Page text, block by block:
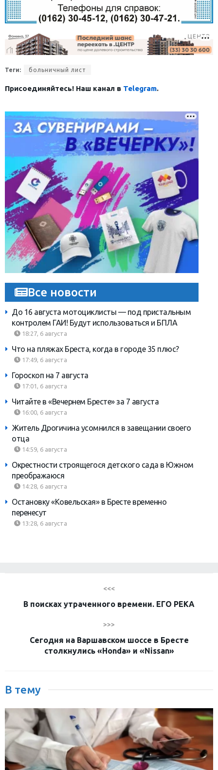
Теги: больничный лист
Присоединяйтесь! Наш канал в Telegram.
Все новости
До 16 августа мотоциклисты — под пристальным
контролем ГАИ! Будут использоваться и БПЛА
18:27, 6 августа
Что на пляжах Бреста, когда в городе 35 плюс?
17:49, 6 августа
Гороскоп на 7 августа
17:01, 6 августа
Читайте в «Вечернем Бресте» за 7 августа
16:00, 6 августа
Житель Дрогичина усомнился в завещании своего
отца
14:59, 6 августа
Окрестности строящегося детского сада в Южном
преображаюся
14:28, 6 августа
Остановку «Ковельская» в Бресте временно
перенесут
13:28, 6 августа
<<<
В поисках утраченного времени. ЕГО РЕКА
>>>
Сегодня на Варшавском шоссе в Бресте
столкнулись «Honda» и «Nissan»
В тему